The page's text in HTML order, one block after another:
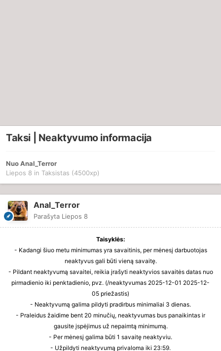
Taksi | Neaktyvumo informacija
NuoAnal_Terror
Liepos 8 in Taksistas (4500xp)
Anal_Terror
Parašyta Liepos 8
Taisyklės:
- Kadangi šiuo metu minimumas yra savaitinis, per mėnesį darbuotojas
neaktyvus gali būti vieną savaitę.
- Pildant neaktyvumą savaitei, reikia įrašyti neaktyvios savaitės datas nuo
pirmadienio iki penktadienio, pvz. (/neaktyvumas 2025-12-01 2025-12-
05 priežastis)
- Neaktyvumą galima pildyti pradirbus minimaliai 3 dienas.
- Praleidus žaidime bent 20 minučių, neaktyvumas bus panaikintas ir
gausite įspėjimus už nepaimtą minimumą.
- Per mėnesį galima būti 1 savaitę neaktyviu.
- Užpildyti neaktyvumą privaloma iki 23:59.